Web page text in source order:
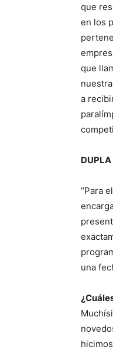
que
en los
que
a
“Para
una